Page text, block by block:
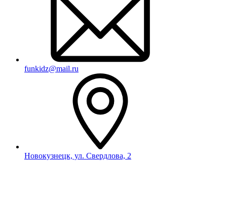
funkidz@mail.ru
Новокузнецк, ул. Свердлова, 2